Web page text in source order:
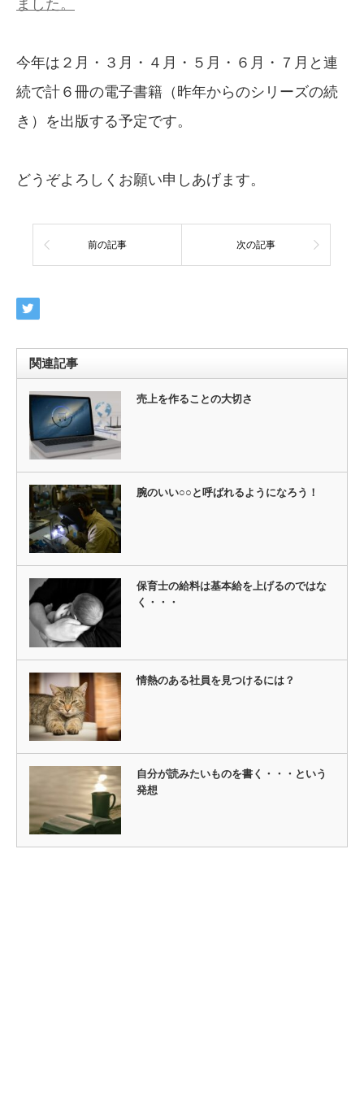
ました。
今年は２月・３月・４月・５月・６月・７月と連
続で計６冊の電子書籍（昨年からのシリーズの続
き）を出版する予定です。
どうぞよろしくお願い申しあげます。
前の記事 次の記事
関連記事
売上を作ることの大切さ
腕のいい○○と呼ばれるようになろう！
保育士の給料は基本給を上げるのではな
く・・・
情熱のある社員を見つけるには？
自分が読みたいものを書く・・・という
発想